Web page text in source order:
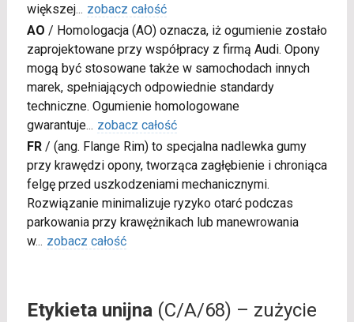
większej... zobacz całość
AO / Homologacja (AO) oznacza, iż ogumienie zostało
zaprojektowane przy współpracy z firmą Audi. Opony
mogą być stosowane także w samochodach innych
marek, spełniających odpowiednie standardy
techniczne. Ogumienie homologowane
gwarantuje... zobacz całość
FR/ (ang. Flange Rim) to specjalna nadlewka gumy
przy krawędzi opony, tworząca zagłębienie i chroniąca
felgę przed uszkodzeniami mechanicznymi.
Rozwiązanie minimalizuje ryzyko otarć podczas
parkowania przy krawężnikach lub manewrowania
w... zobacz całość
Etykieta unijna(C/A/68) – zużycie